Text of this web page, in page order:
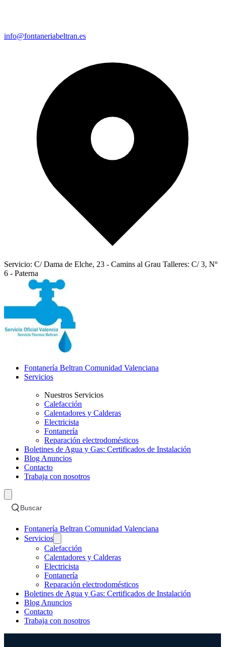
info@fontaneriabeltran.es
Servicio: C/ Dama de Elche, 23 - Camins al Grau Talleres: C/ 3, Nº
6 - Paterna
Fontanería Beltran Comunidad Valenciana
Servicios
Nuestros Servicios
Calefacción
Calentadores y Calderas
Electricista
Fontanería
Reparación electrodomésticos
Boletines de Agua y Gas: Certificados de Instalación
Blog Anuncios
Contacto
Trabaja con nosotros
Buscar
Fontanería Beltran Comunidad Valenciana
Servicios
Calefacción
Calentadores y Calderas
Electricista
Fontanería
Reparación electrodomésticos
Boletines de Agua y Gas: Certificados de Instalación
Blog Anuncios
Contacto
Trabaja con nosotros